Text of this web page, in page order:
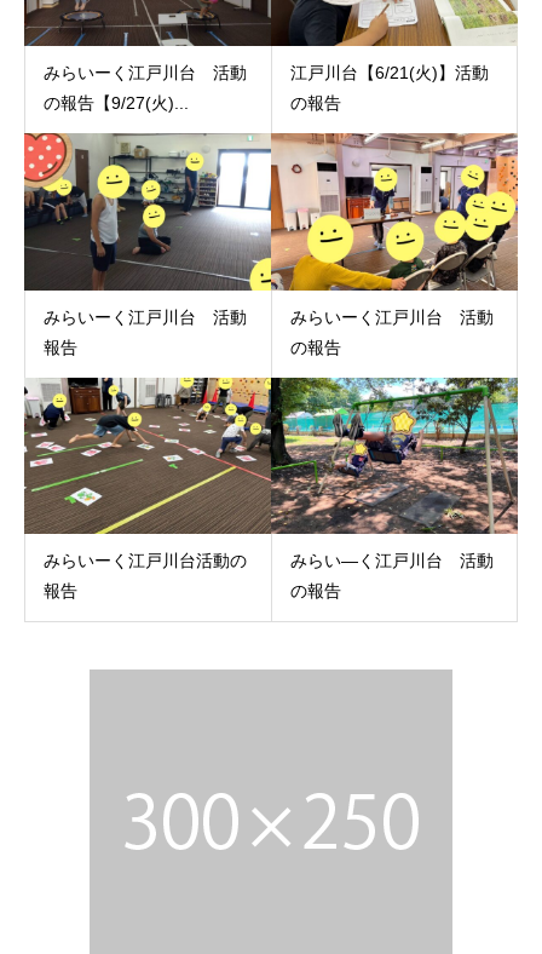
みらいーく江戸川台 活動
の報告【9/27(火)...
江戸川台【6/21(火)】活動
の報告
みらいーく江戸川台 活動
報告
みらいーく江戸川台 活動
の報告
みらいーく江戸川台活動の
報告
みらい―く江戸川台 活動
の報告